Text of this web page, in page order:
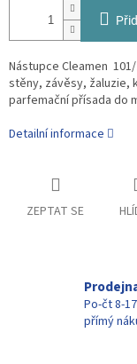
Nástupce Cleamen
stěny, závěsy, žaluzie,
parfemační přísada do
Detailní informace
ZEPTAT SE
Po-čt 8-
přímý